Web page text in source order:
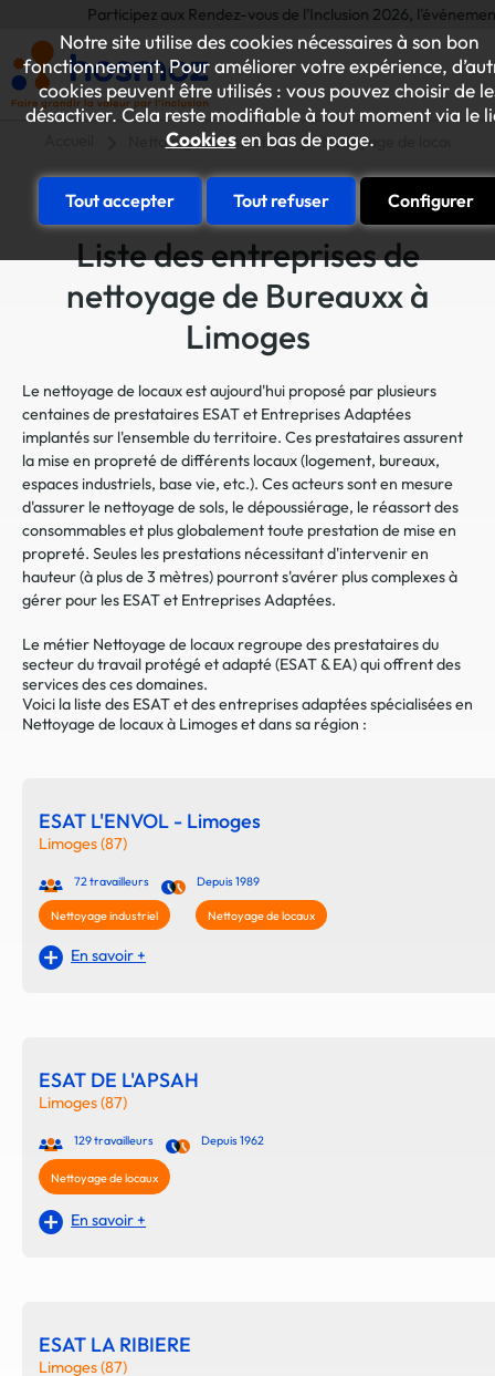
Notre site utilise des cookies nécessaires à son bon
fonctionnement. Pour améliorer votre expérience,
cookies peuvent être utilisés : vous pouvez choisir de
désactiver. Cela reste modifiable à tout moment via le
Cookiesen bas de page.
Tout accepter Tout refuser Configurer
Participez aux Rendez-vous de l'Inclusion 2026, l'événement
Nettoyage et entretien Nettoyage de locaux
Liste des entreprises de
nettoyage de Bureauxx à
Limoges
Le nettoyage de locaux est aujourd'hui proposé par plusieurs
centaines de prestataires ESAT et Entreprises Adaptées
implantés sur l'ensemble du territoire. Ces prestataires assurent
la mise en propreté de différents locaux (logement, bureaux,
espaces industriels, base vie, etc.). Ces acteurs sont en mesure
d'assurer le nettoyage de sols, le dépoussiérage, le réassort des
consommables et plus globalement toute prestation de mise en
propreté. Seules les prestations nécessitant d'intervenir en
hauteur (à plus de 3 mètres) pourront s'avérer plus complexes à
gérer pour les ESAT et Entreprises Adaptées.
Le métier Nettoyage de locaux regroupe des prestataires du
secteur du travail protégé et adapté (ESAT & EA) qui offrent des
services des ces domaines.
Voici la liste des ESAT et des entreprises adaptées spécialisées en
Nettoyage de locaux à Limoges et dans sa région :
ESAT L'ENVOL - Limoges
Limoges (87)
72 travailleurs Depuis 1989
Nettoyage industriel Nettoyage de locaux
En savoir +
ESAT DE L'APSAH
Limoges (87)
129 travailleurs Depuis 1962
Nettoyage de locaux
En savoir +
ESAT LA RIBIERE
Limoges (87)